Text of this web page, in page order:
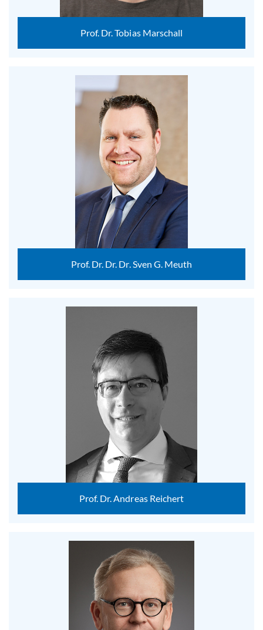
Prof. Dr. Tobias Marschall
Prof. Dr. Dr. Dr. Sven G. Meuth
Prof. Dr. Andreas Reichert